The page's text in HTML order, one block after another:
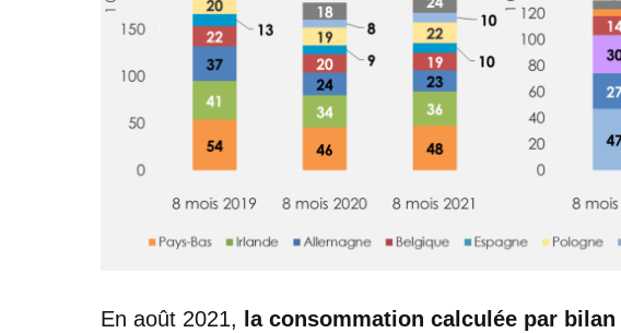
En août 2021, la consommation calculée par bilan